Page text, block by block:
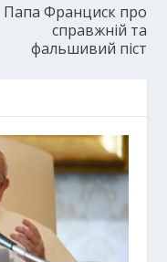
Папа Франциск про
справжній та
фальшивий піст